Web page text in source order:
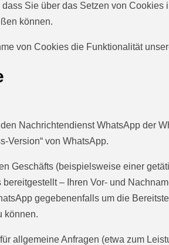
Sie über das Setzen von
können.
von Cookies die Funktionalität
Nachrichtendienst WhatsApp der
Version“ von WhatsApp.
Geschäfts (beispielsweise einer
– Ihren Vor- und
gegebenenfalls um die
können.
allgemeine Anfragen (etwa zum